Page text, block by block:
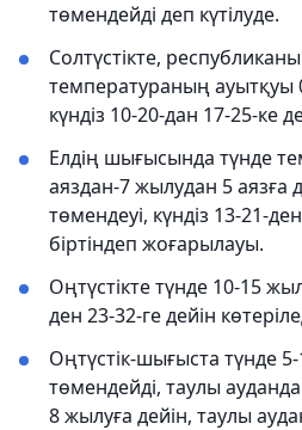
төмендейді деп күтілуде.
Солтүстікте,
температураның ауытқуы
күндіз 10-20-дан 17-25-ке
Елдің шығысында түнде
аяздан-7 жылудан 5 аязға
төмендеуі, күндіз 13-21-
біртіндеп жоғарылауы.
Оңтүстікте түнде 10-15
ден 23-32-ге дейін
Оңтүстік-шығыста түнде
төмендейді, таулы
8 жылуға дейін, таулы